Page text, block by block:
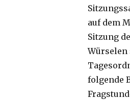
auf dem
Sitzung
Würselen
folgende